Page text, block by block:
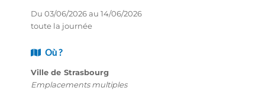
Du 03/06/2026 au 14/06/2026
toute la journée
Où ?
Ville de Strasbourg
Emplacements multiples